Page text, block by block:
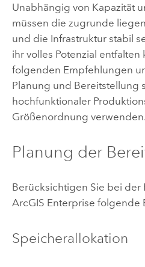
Unabhängig von Kapazität
müssen die zugrunde
und die Infrastruktur stabil
ihr volles Potenzial entfalten
folgenden Empfehlungen
Planung und Bereitstellung
hochfunktionaler
Größenordnung verwenden.
Planung der
Berücksichtigen Sie bei der
ArcGIS Enterprise folgende
Speicherallokation